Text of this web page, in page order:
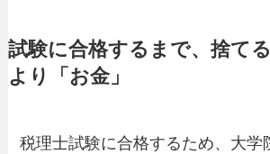
試験に合格するまで、捨て
より「お金」
税理士試験に合格するため、大学